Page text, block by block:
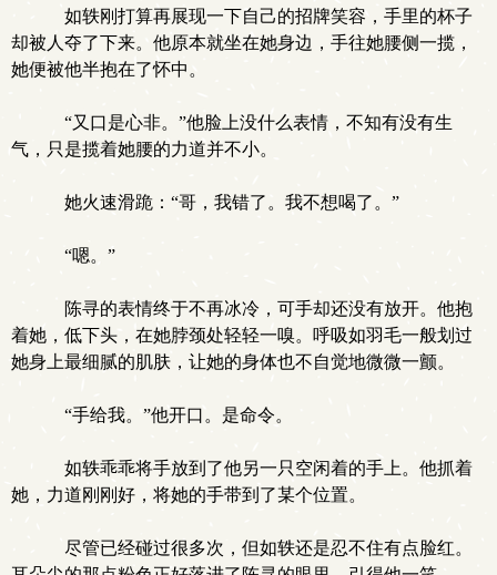
如轶刚打算再展现一下自己的招牌笑容，手里的杯子
却被人夺了下来。他原本就坐在她身边，手往她腰侧一揽，
她便被他半抱在了怀中。
“又口是心非。”他脸上没什么表情，不知有没有生
气，只是揽着她腰的力道并不小。
她火速滑跪：“哥，我错了。我不想喝了。”
“嗯。”
陈寻的表情终于不再冰冷，可手却还没有放开。他抱
着她，低下头，在她脖颈处轻轻一嗅。呼吸如羽毛一般划过
她身上最细腻的肌肤，让她的身体也不自觉地微微一颤。
“手给我。”他开口。是命令。
如轶乖乖将手放到了他另一只空闲着的手上。他抓着
她，力道刚刚好，将她的手带到了某个位置。
尽管已经碰过很多次，但如轶还是忍不住有点脸红。